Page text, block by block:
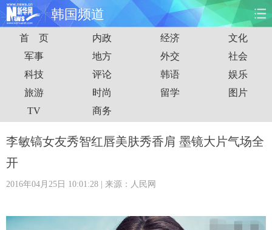
韩国频道
首页 时政 国际 财经
娱乐 体育 人事 教育
时尚 思客
港澳 台湾 华人 汽车
首 页 内政 经济
文化
军事
地方 外交
社会
科技
评论 韩语
娱乐
旅游
时尚 留学
图片
TV
商务
李敏镐女友秀智红唇美肤秀香肩 墨镜大片气场全
开
2016年04月25日 10:01:28 | 来源：人民网